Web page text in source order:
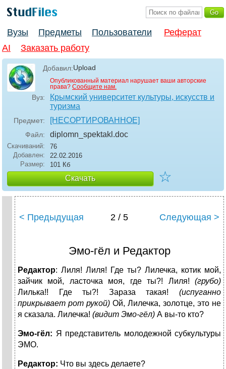
Вузы Предметы Пользователи
Реферат
AI
Заказать работу
Добавил:Upload
Опубликованный материал нарушает ваши авторские
права? Сообщите нам.
Вуз:
Крымский университет культуры, искусств и
туризма
Предмет: [НЕСОРТИРОВАННОЕ]
Файл: diplomn_spektakl .doc
Скачиваний:
76
Добавлен:
22.02.2016
Размер:
101 Кб
Скачать ☆
< Предыдущая 2 / 5 Следующая >
Эмо-гёл и Редактор
Редактор: Лиля! Лиля! Где ты? Лилечка, котик мой,
зайчик мой, ласточка моя, где ты?! Лиля! (грубо)
Лилька!! Где ты?! Зараза такая! (испуганно
прикрывает рот рукой) Ой, Лилечка, золотце, это не
я сказала. Лилечка! (видит Эмо-гёл) А вы-то кто?
Эмо-гёл: Я представитель молодежной субкультуры
ЭМО.
Редактор: Что вы здесь делаете?